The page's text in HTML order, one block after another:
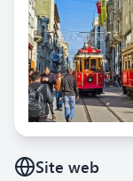
Site web